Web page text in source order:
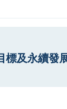
標及永續發